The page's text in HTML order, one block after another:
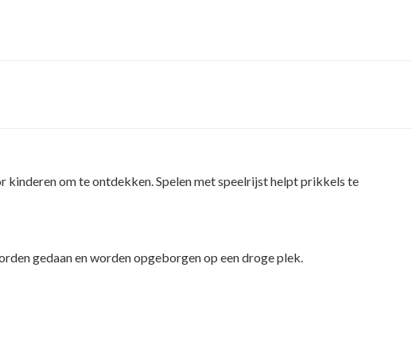
kinderen om te ontdekken. Spelen met speelrijst helpt prikkels te
gedaan en worden opgeborgen op een droge plek.